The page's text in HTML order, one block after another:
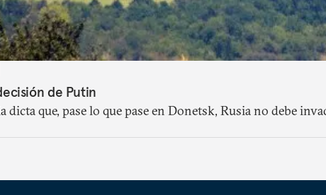
de Putin
dicta que, pase lo que pase en Donetsk, Rusia no debe